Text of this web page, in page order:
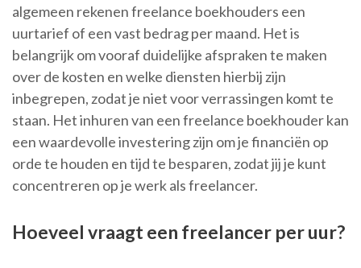
algemeen rekenen freelance boekhouders een
uurtarief of een vast bedrag per maand. Het is
belangrijk om vooraf duidelijke afspraken te maken
over de kosten en welke diensten hierbij zijn
inbegrepen, zodat je niet voor verrassingen komt te
staan. Het inhuren van een freelance boekhouder kan
een waardevolle investering zijn om je financiën op
orde te houden en tijd te besparen, zodat jij je kunt
concentreren op je werk als freelancer.
Hoeveel vraagt een freelancer per uur?